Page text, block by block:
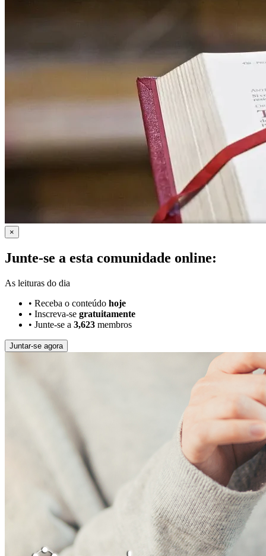
×
Junte-se a esta comunidade online:
As leituras do dia
• Receba o conteúdo hoje
• Inscreva-se gratuitamente
• Junte-se a 3,623 membros
Juntar-se agora